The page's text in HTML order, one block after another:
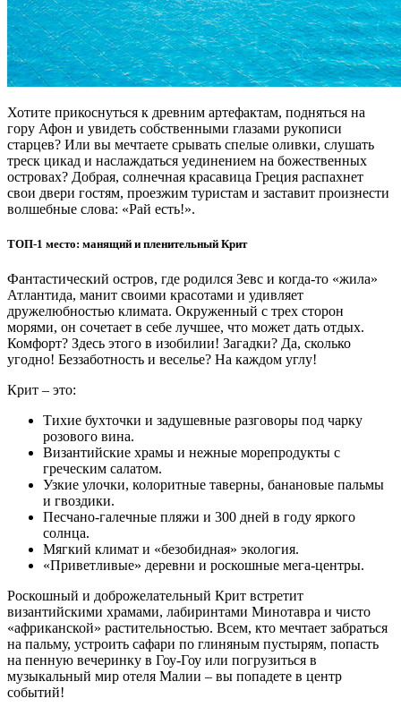
Хотите прикоснуться к древним артефактам, подняться на
гору Афон и увидеть собственными глазами рукописи
старцев? Или вы мечтаете срывать спелые оливки, слушать
треск цикад и наслаждаться уединением на божественных
островах? Добрая, солнечная красавица Греция распахнет
свои двери гостям, проезжим туристам и заставит произнести
волшебные слова: «Рай есть!».
ТОП-1 место: манящий и пленительный Крит
Фантастический остров, где родился Зевс и когда-то «жила»
Атлантида, манит своими красотами и удивляет
дружелюбностью климата. Окруженный с трех сторон
морями, он сочетает в себе лучшее, что может дать отдых.
Комфорт? Здесь этого в изобилии! Загадки? Да, сколько
угодно! Беззаботность и веселье? На каждом углу!
Крит – это:
Тихие бухточки и задушевные разговоры под чарку
розового вина.
Византийские храмы и нежные морепродукты с
греческим салатом.
Узкие улочки, колоритные таверны, банановые пальмы
и гвоздики.
Песчано-галечные пляжи и 300 дней в году яркого
солнца.
Мягкий климат и «безобидная» экология.
«Приветливые» деревни и роскошные мега-центры.
Роскошный и доброжелательный Крит встретит
византийскими храмами, лабиринтами Минотавра и чисто
«африканской» растительностью. Всем, кто мечтает забраться
на пальму, устроить сафари по глиняным пустырям, попасть
на пенную вечеринку в Гоу-Гоу или погрузиться в
музыкальный мир отеля Малии – вы попадете в центр
событий!